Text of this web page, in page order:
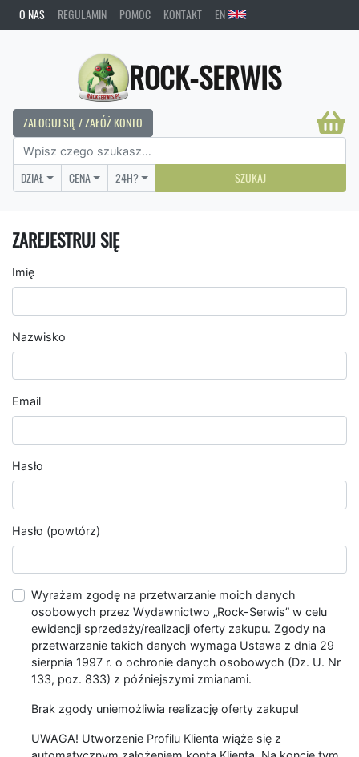
O NAS REGULAMIN POMOC KONTAKT EN
ROCK-SERWIS
ZALOGUJ SIĘ / ZAŁÓŻ KONTO
DZIAŁ CENA 24H? SZUKAJ
ZAREJESTRUJ SIĘ
Imię
Nazwisko
Email
Hasło
Hasło (powtórz)
Wyrażam zgodę na przetwarzanie moich danych
osobowych przez Wydawnictwo „Rock-Serwis” w celu
ewidencji sprzedaży/realizacji oferty zakupu. Zgody na
przetwarzanie takich danych wymaga Ustawa z dnia 29
sierpnia 1997 r. o ochronie danych osobowych (Dz. U. Nr
133, poz. 833) z późniejszymi zmianami.
Brak zgody uniemożliwia realizację oferty zakupu!
UWAGA! Utworzenie Profilu Klienta wiąże się z